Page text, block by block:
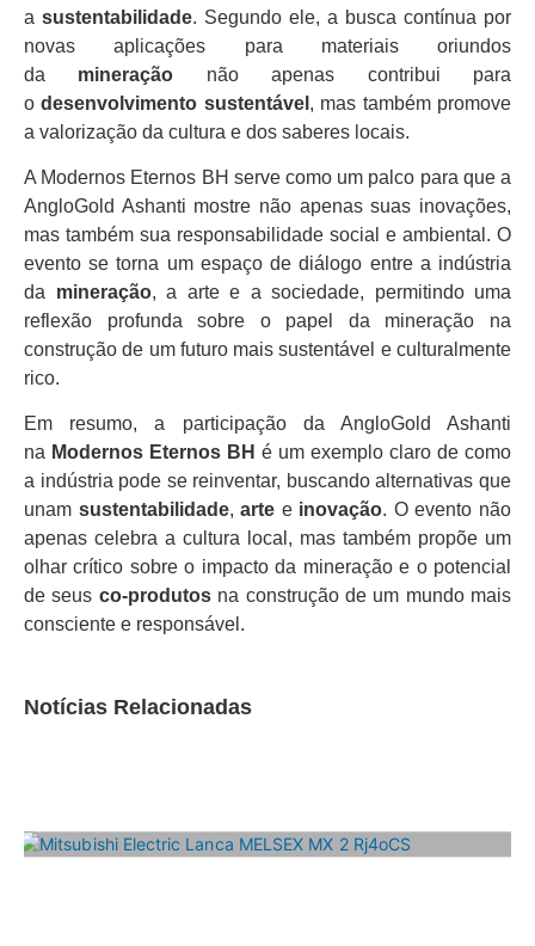
a sustentabilidade. Segundo ele, a busca contínua por
novas aplicações para materiais oriundos
da mineração não apenas contribui para
odesenvolvimento sustentável , mas também promove
a valorização da cultura e dos saberes locais.
A Modernos Eternos BH serve como um palco para que a
AngloGold Ashanti mostre não apenas suas inovações,
mas também sua responsabilidade social e ambiental. O
evento se torna um espaço de diálogo entre a indústria
da mineração, a arte e a sociedade, permitindo uma
reflexão profunda sobre o papel da mineração na
construção de um futuro mais sustentável e culturalmente
rico.
Em resumo, a participação da AngloGold Ashanti
na Modernos Eternos BH é um exemplo claro de como
a indústria pode se reinventar, buscando alternativas que
unam sustentabilidade,arte e inovação. O evento não
apenas celebra a cultura local, mas também propõe um
olhar crítico sobre o impacto da mineração e o potencial
de seus co-produtosna construção de um mundo mais
consciente e responsável.
Notícias Relacionadas